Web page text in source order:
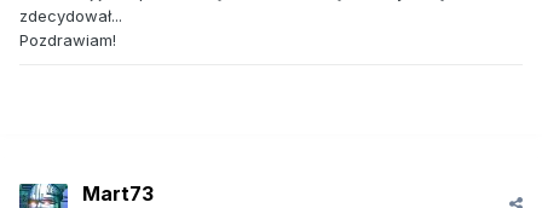
zdecydował...
Pozdrawiam!
Mart73